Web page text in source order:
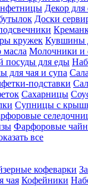
Декор для
Доски
кружек Кувшины
масла Молочники и
посуды для еды
для чая и супа
подставки
Сахарницы
Супницы с
Фарфоровые
все
кофеварки
чая Кофейники